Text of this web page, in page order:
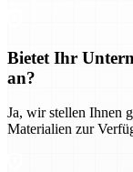
Bietet Ihr
an?
Ja, wir stellen Ihnen
Materialien zur